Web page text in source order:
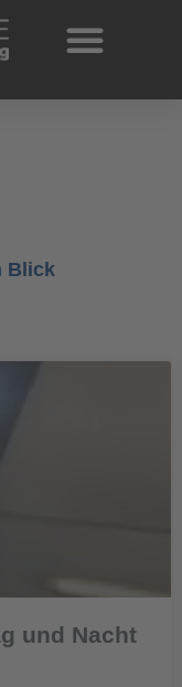
Blick
und Nacht